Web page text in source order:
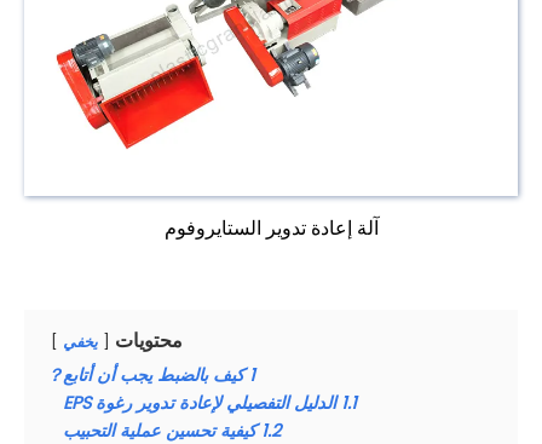
آلة إعادة تدوير الستايروفوم
محتويات يخفي
1 كيف بالضبط يجب أن أتابع？
1.1 الدليل التفصيلي لإعادة تدوير رغوة EPS
1.2 كيفية تحسين عملية التحبيب